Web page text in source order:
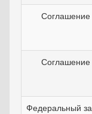
Соглашение
Соглашение
Федеральный